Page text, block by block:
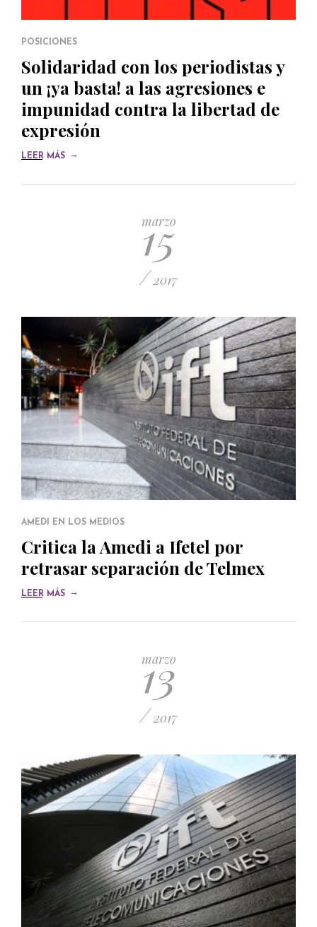
POSICIONES
Solidaridad con los periodistas y
un ¡ya basta! a las agresiones e
impunidad contra la libertad de
expresión
LEER MÁS →
marzo
15
/ 2017
AMEDI EN LOS MEDIOS
Critica la Amedi a Ifetel por
retrasar separación de Telmex
LEER MÁS →
marzo
13
/ 2017